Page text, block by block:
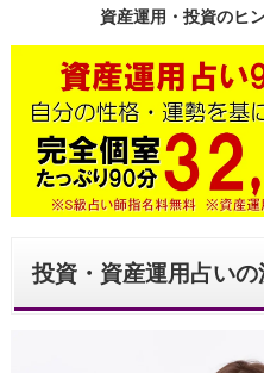
資産運用・投資のヒ
投資・資産運用占いの